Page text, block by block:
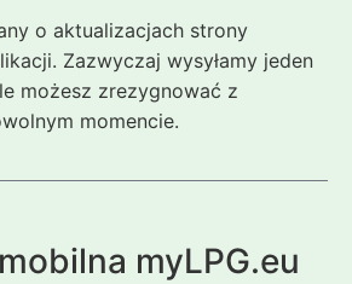
o aktualizacjach strony
Zazwyczaj wysyłamy jeden
możesz zrezygnować z
momencie.
myLPG.eu